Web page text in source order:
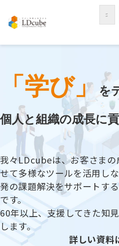
LDcubeが選
サービ
課題から
事例紹介
セミナー
お役立ち
資料ダウ
パートナ
「学び」 を
個人と組織の成長に
我々LDcubeは、お客さま
せて多様なツールを活用し
発の課題解決をサポートす
です。
60年以上、支援してきた知
します。
詳しい資料